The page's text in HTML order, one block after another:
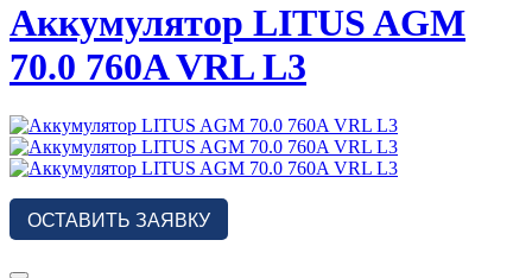
Аккумулятор LITUS AGM
70.0 760A VRL L3
ОСТАВИТЬ ЗАЯВКУ